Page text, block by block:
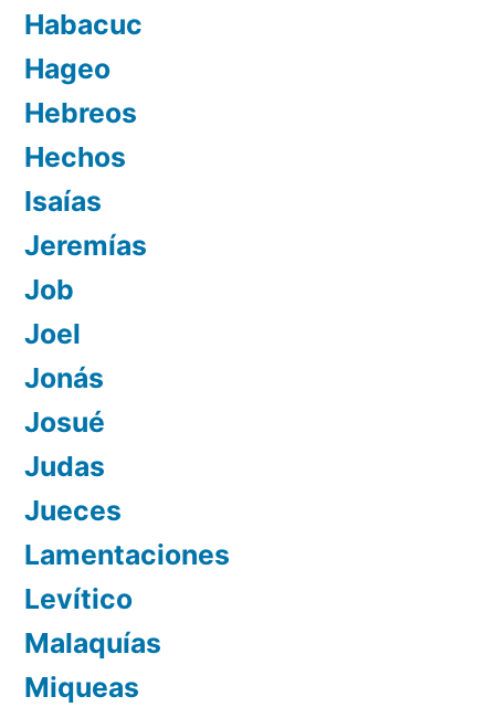
Habacuc
Hageo
Hebreos
Hechos
Isaías
Jeremías
Job
Joel
Jonás
Josué
Judas
Jueces
Lamentaciones
Levítico
Malaquías
Miqueas